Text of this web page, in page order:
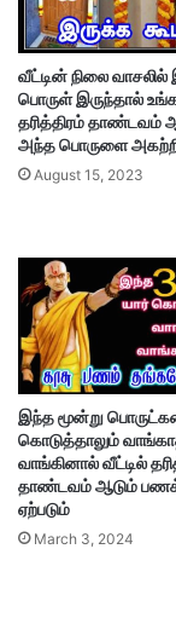
வீட்டின் நிலை
பொருள் இருந்தால்
தரித்திரம் தாண்டவம்
அந்த பொருளை
August 15, 2023
இந்த மூன்று
கொடுத்தாலும்
வாங்கினால் வீட்டில்
தாண்டவம் ஆடும்
ஏற்படும்
March 3, 2024